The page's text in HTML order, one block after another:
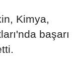
Kimya,
başarı